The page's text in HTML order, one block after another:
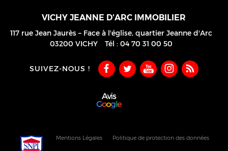
VICHY JEANNE D'ARC IMMOBILIER
117 rue Jean Jaurès – Face à l'église, quartier Jeanne d'Arc
03200 VICHY Tél :04 70 31 00 50
SUIVEZ-NOUS !
Mentions Légales Politique de protection des données